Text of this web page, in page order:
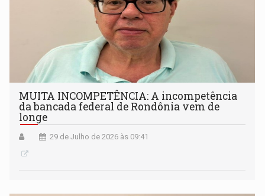
MUITA INCOMPETÊNCIA: A incompetência
da bancada federal de Rondônia vem de
longe
29 de Julho de 2026 às 09:41